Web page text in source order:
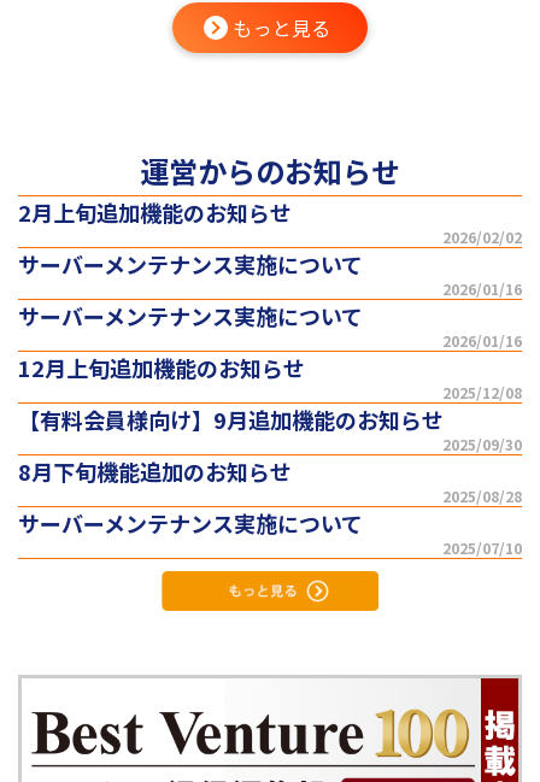
もっと見る
運営からのお知らせ
2月上旬追加機能のお知らせ
2026/02/02
サーバーメンテナンス実施について
2026/01/16
サーバーメンテナンス実施について
2026/01/16
12月上旬追加機能のお知らせ
2025/12/08
【有料会員様向け】9月追加機能のお知らせ
2025/09/30
8月下旬機能追加のお知らせ
2025/08/28
サーバーメンテナンス実施について
2025/07/10